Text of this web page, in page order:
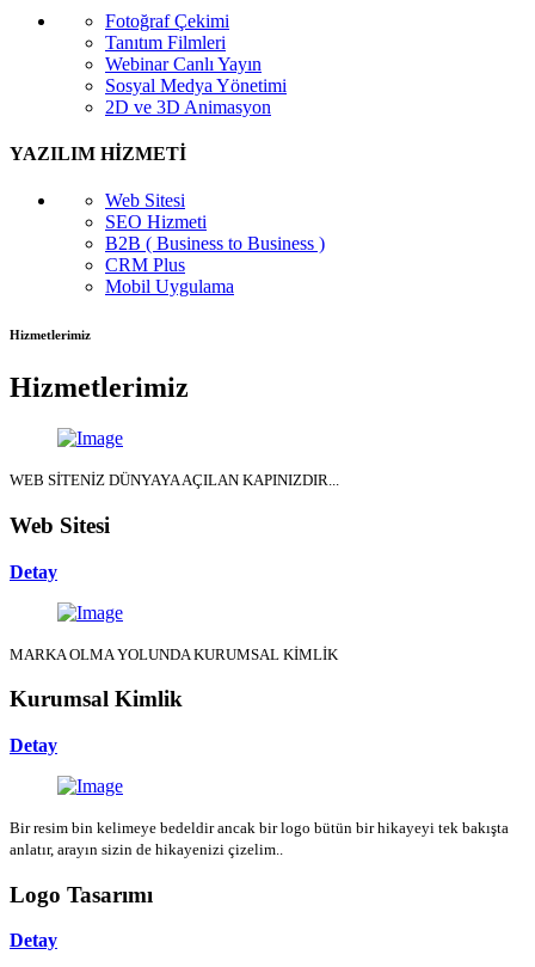
Fotoğraf Çekimi
Tanıtım Filmleri
Webinar Canlı Yayın
Sosyal Medya Yönetimi
2D ve 3D Animasyon
YAZILIM HİZMETİ
Web Sitesi
SEO Hizmeti
B2B ( Business to Business )
CRM Plus
Mobil Uygulama
Hizmetlerimiz
Hizmetlerimiz
WEB SİTENİZ DÜNYAYA AÇILAN KAPINIZDIR...
Web Sitesi
Detay
MARKA OLMA YOLUNDA KURUMSAL KİMLİK
Kurumsal Kimlik
Detay
Bir resim bin kelimeye bedeldir ancak bir logo bütün bir hikayeyi tek bakışta
anlatır, arayın sizin de hikayenizi çizelim..
Logo Tasarımı
Detay